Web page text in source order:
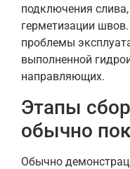
подключения
герметизации
проблемы
выполненной
направляющих.
Этапы
обычно
Обычно